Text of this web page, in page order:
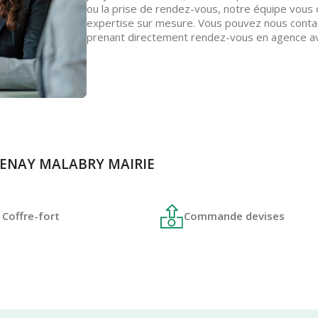
ou la prise de rendez-vous, notre équipe
expertise sur mesure. Vous pouvez nous
prenant directement rendez-vous en agence
MALABRY MAIRIE
Coffre-fort Commande devises